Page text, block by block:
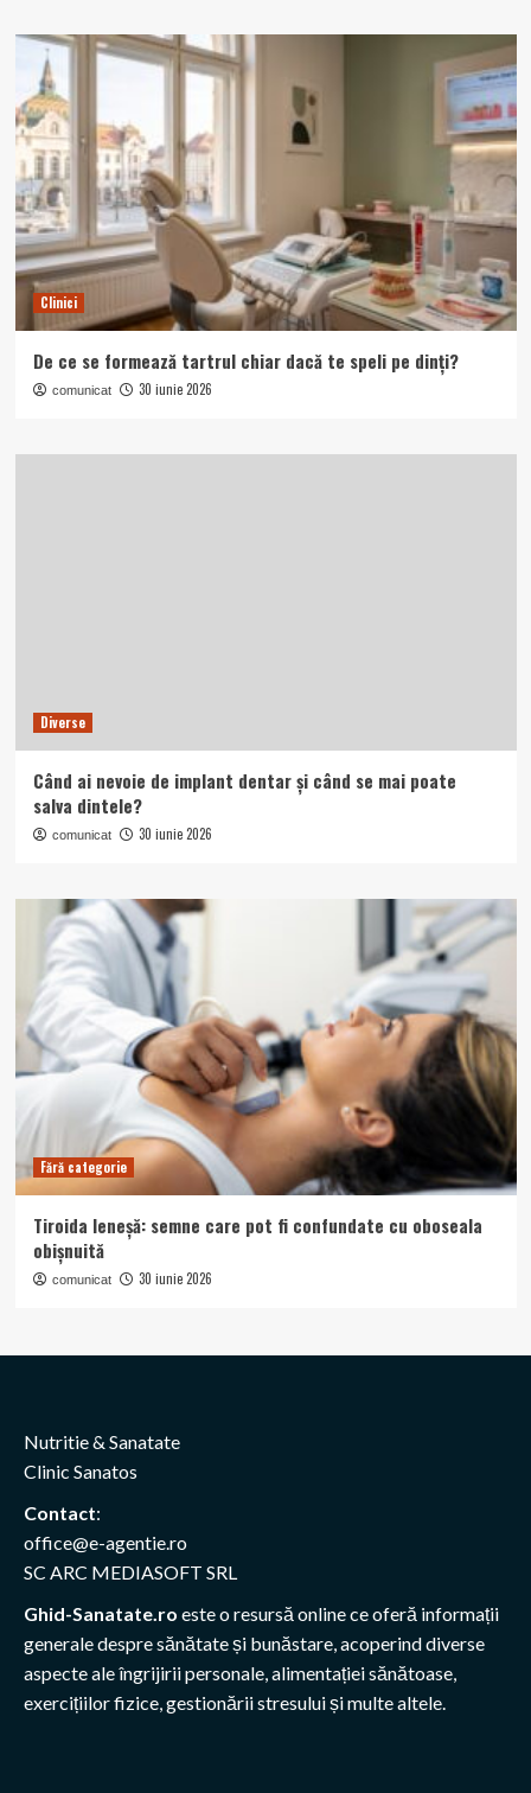
Clinici
De ce se formează tartrul chiar dacă te speli pe dinți?
comunicat 30 iunie 2026
Diverse
Când ai nevoie de implant dentar și când se mai poate
salva dintele?
comunicat 30 iunie 2026
Fără categorie
Tiroida leneșă: semne care pot fi confundate cu oboseala
obișnuită
comunicat 30 iunie 2026
Nutritie & Sanatate
Clinic Sanatos
Contact:
office@e-agentie.ro
SC ARC MEDIASOFT SRL
Ghid-Sanatate.ro este o resursă online ce oferă informații
generale despre sănătate și bunăstare, acoperind diverse
aspecte ale îngrijirii personale, alimentației sănătoase,
exercițiilor fizice, gestionării stresului și multe altele.